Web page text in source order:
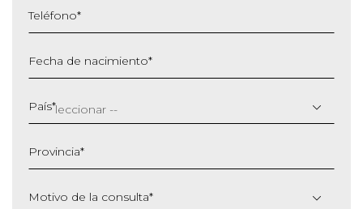
Teléfono*
Fecha de nacimiento*
barra
MM
AAAA
País*
Provincia*
Motivo de la consulta*